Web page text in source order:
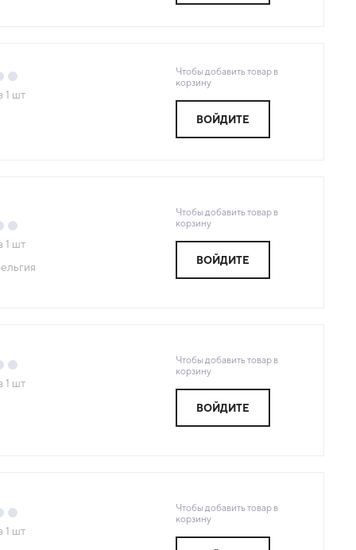
1 шт
Чтобы добавить товар в
корзину
ВОЙДИТЕ
1 шт
Чтобы добавить товар в
корзину
ВОЙДИТЕ
1 шт
Чтобы добавить товар в
корзину
ВОЙДИТЕ
1 шт
Чтобы добавить товар в
корзину